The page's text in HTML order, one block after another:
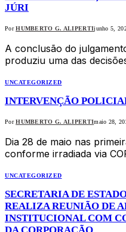
JÚRI
Por HUMBERTO G. ALIPERTIjunho 5,
A conclusão do
produziu uma das
UNCATEGORIZED
INTERVENÇÃO
Por HUMBERTO G. ALIPERTImaio 28,
Dia 28 de maio nas
conforme irradiada via
UNCATEGORIZED
SECRETARIA DE
REALIZA REUNIÃO DE
INSTITUCIONAL COM